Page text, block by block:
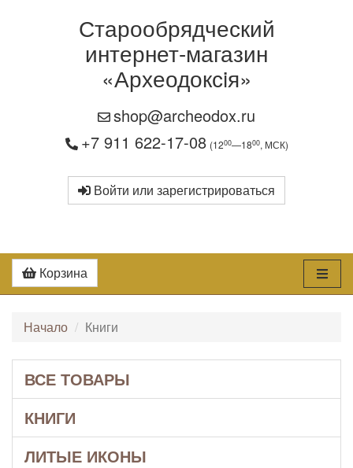
Старообрядческий
интернет-магазин
«Археодоксiя»
shop@archeodox.ru
+7 911 622-17-08 (1200—1800, МСК)
Войти или зарегистрироваться
Корзина
Начало Книги
ВСЕ ТОВАРЫ
КНИГИ
ЛИТЫЕ ИКОНЫ